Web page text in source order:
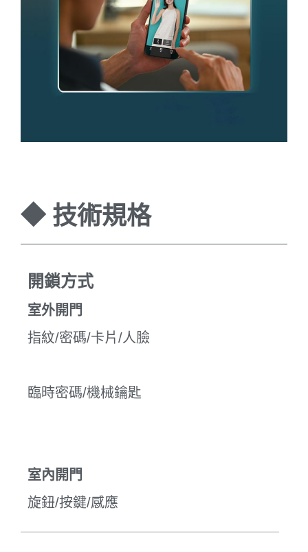
◆ 技術規格
開鎖方式
室外開門
指紋/密碼/卡片/人臉
臨時密碼/機械鑰匙
室內開門
旋鈕/按鍵/感應